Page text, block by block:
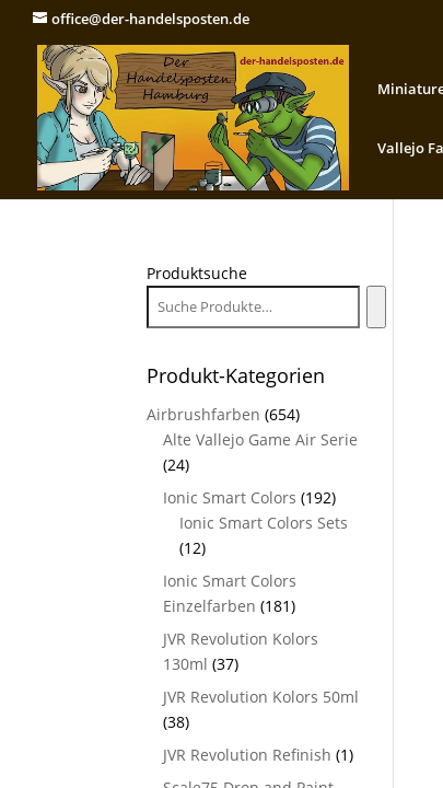
office@der-handelsposten.de
Vallejo
Produktsuche
Produkt-Kategorien
Airbrushfarben (654)
Alte Vallejo Game Air Serie
(24)
Ionic Smart Colors (192)
Ionic Smart Colors Sets
(12)
Ionic Smart Colors
Einzelfarben (181)
JVR Revolution Kolors
130ml (37)
JVR Revolution Kolors 50ml
(38)
JVR Revolution Refinish (1)